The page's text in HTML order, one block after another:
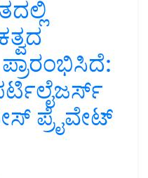
ಪ್ರೈವೇಟ್